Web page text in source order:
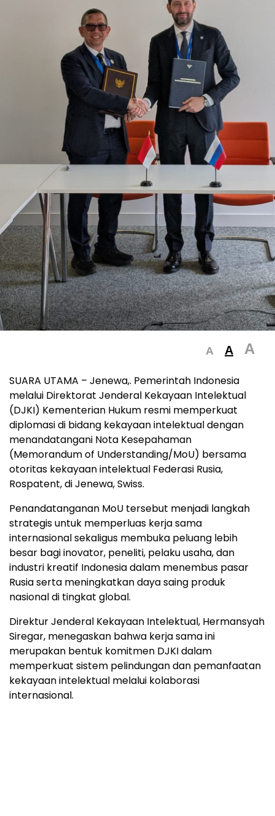
A A A
SUARA UTAMA – Jenewa,. Pemerintah Indonesia
melalui Direktorat Jenderal Kekayaan Intelektual
(DJKI) Kementerian Hukum resmi memperkuat
diplomasi di bidang kekayaan intelektual dengan
menandatangani Nota Kesepahaman
(Memorandum of Understanding/MoU) bersama
otoritas kekayaan intelektual Federasi Rusia,
Rospatent, di Jenewa, Swiss.
Penandatanganan MoU tersebut menjadi langkah
strategis untuk memperluas kerja sama
internasional sekaligus membuka peluang lebih
besar bagi inovator, peneliti, pelaku usaha, dan
industri kreatif Indonesia dalam menembus pasar
Rusia serta meningkatkan daya saing produk
nasional di tingkat global.
Direktur Jenderal Kekayaan Intelektual, Hermansyah
Siregar, menegaskan bahwa kerja sama ini
merupakan bentuk komitmen DJKI dalam
memperkuat sistem pelindungan dan pemanfaatan
kekayaan intelektual melalui kolaborasi
internasional.